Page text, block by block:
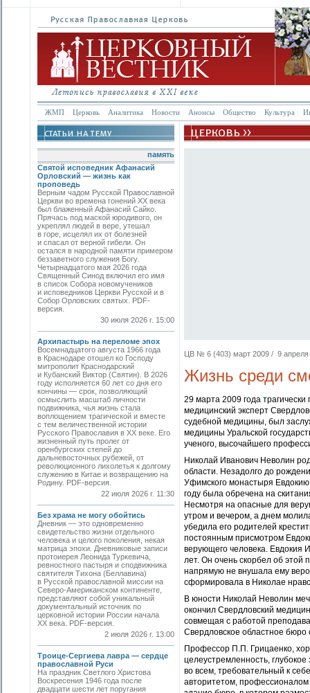
ЖМП Церковь Аналитика Новости Анонсы Общество Культура
память
Святой исповедник Афанасий
Орловский — жизнь как
проповедь
Верным чадом Русской Православной
Церкви во времена гонений XX века
был блаженный Афанасий Сайко.
Прячась под маской юродивого, он
укреплял людей в вере, утешал
в горе, исцелял их от болезней
и спасал от верной гибели. Он
остался в народной памяти примером
беззаветного служения Богу.
Четырнадцатого мая 2026 года
Священный Синод включил его имя
в список Собора новомучеников
и исповедников Церкви Русской и в
Собор Орловских святых. PDF-
версия.
30 июля 2026 г. 15:00
Архипастырь на переломе эпох
Восемнадцатого августа 1966 года
в Краснодаре отошел ко Господу
митрополит Краснодарский
и Кубанский Виктор (Святин). В 2026
году исполняется 60 лет со дня его
кончины — срок, позволяющий
осмыслить масштаб личности
подвижника, чья жизнь стала
воплощением трагической и вместе
с тем величественной истории
Русского Православия в XX веке. Его
жизненный путь пролег от
оренбургских степей до
дальневосточных рубежей, от
революционного лихолетья к долгому
служению в Китае и возвращению на
Родину. PDF-версия.
22 июля 2026 г. 11:30
Без храма не могу обойтись
Дневник — это одновременно
свидетельство жизни отдельного
человека и целого поколения, некая
матрица эпохи. Дневниковые записи
протоиерея Леонида Туркевича,
ревностного пастыря и сподвижника
святителя Тихона (Беллавина)
в Русской православной миссии на
Северо-Американском континенте,
представляют собой уникальный
документальный источник по
церковной истории России начала
ХХ века. PDF-версия.
2 июля 2026 г. 13:00
Троице-Сергиева лавра — сердце
православной Руси
На праздник Светлого Христова
Воскресения 1946 года после
двадцати шести лет поругания
ЦВ № 6 (403) март 2009 / 9 апреля
Жизнь среди
29 марта 2009 года
медицинский эксперт
судебной медицины, был
медицины Уральской
ученого, высочайшего
Николай Иванович Неволин
области. Незадолго до
Уфимского монастыря
году была обречена на
Несмотря на опасные для
утром и вечером, а днем
убедила его родителей
постоянным присмотром
верующего человека. Евдокия
лет. Он очень скорбел об этой
напрямую не внушала ему
сформировала в Николае
В юности Николай Неволин
окончил Свердловский
совмещая с работой
Свердловское областное бюро
Профессор П.П. Грицаенко,
целеустремленность,
во всем, требовательный к
авторитетом, профессионалом